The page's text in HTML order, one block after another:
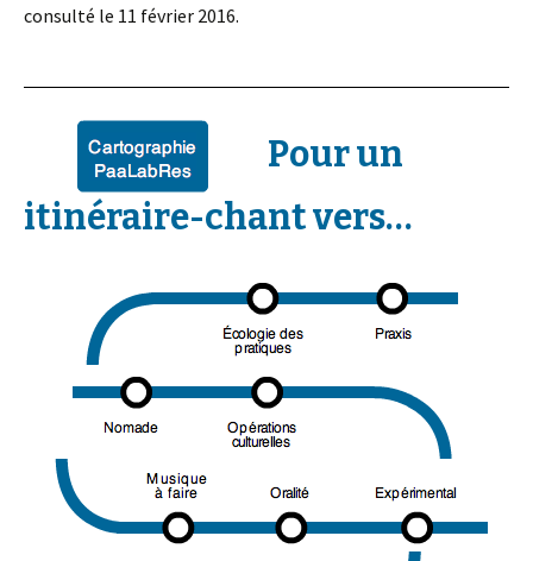
consulté le 11 février 2016.
Pour un
itinéraire-chant vers…